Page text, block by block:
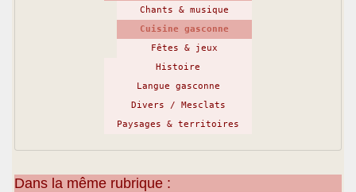
Chants & musique
Cuisine gasconne
Fêtes & jeux
Histoire
Langue gasconne
Divers / Mesclats
Paysages & territoires
Dans la même rubrique :